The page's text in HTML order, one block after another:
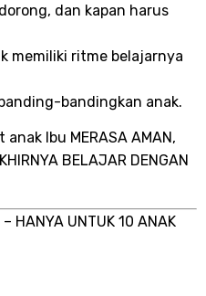
dan kapan harus
memiliki ritme belajarnya
bandingkan anak.
Ibu MERASA AMAN,
BELAJAR DENGAN
HANYA UNTUK 10 ANAK